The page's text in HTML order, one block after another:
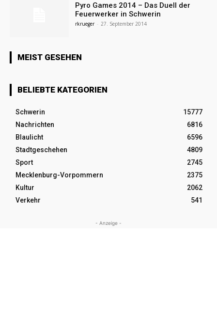
Pyro Games 2014 – Das Duell der
Feuerwerker in Schwerin
rkrueger - 27. September 2014
MEIST GESEHEN
BELIEBTE KATEGORIEN
Schwerin
15777
Nachrichten
6816
Blaulicht
6596
Stadtgeschehen
4809
Sport
2745
Mecklenburg-Vorpommern
2375
Kultur
2062
Verkehr
541
- Anzeige -